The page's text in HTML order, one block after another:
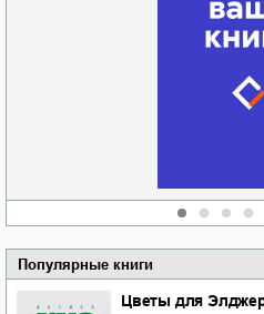
Популярные книги
Цветы для